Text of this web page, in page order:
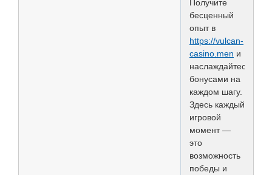
Получите
бесценный
опыт в
https://vulcan-
casino.men и
наслаждайтесь
бонусами на
каждом шагу.
Здесь каждый
игровой
момент —
это
возможность
победы и